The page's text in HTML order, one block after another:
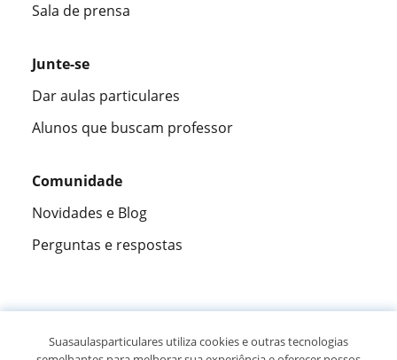
Sala de prensa
Junte-se
Dar aulas particulares
Alunos que buscam professor
Comunidade
Novidades e Blog
Perguntas e respostas
Suasaulasparticulares utiliza cookies e outras tecnologias